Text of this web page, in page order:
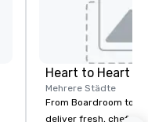
Heart to Heart
Mehrere Städte
From Boardroom to
deliver fresh, chef-